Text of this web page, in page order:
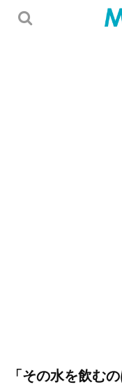
「その水を飲む